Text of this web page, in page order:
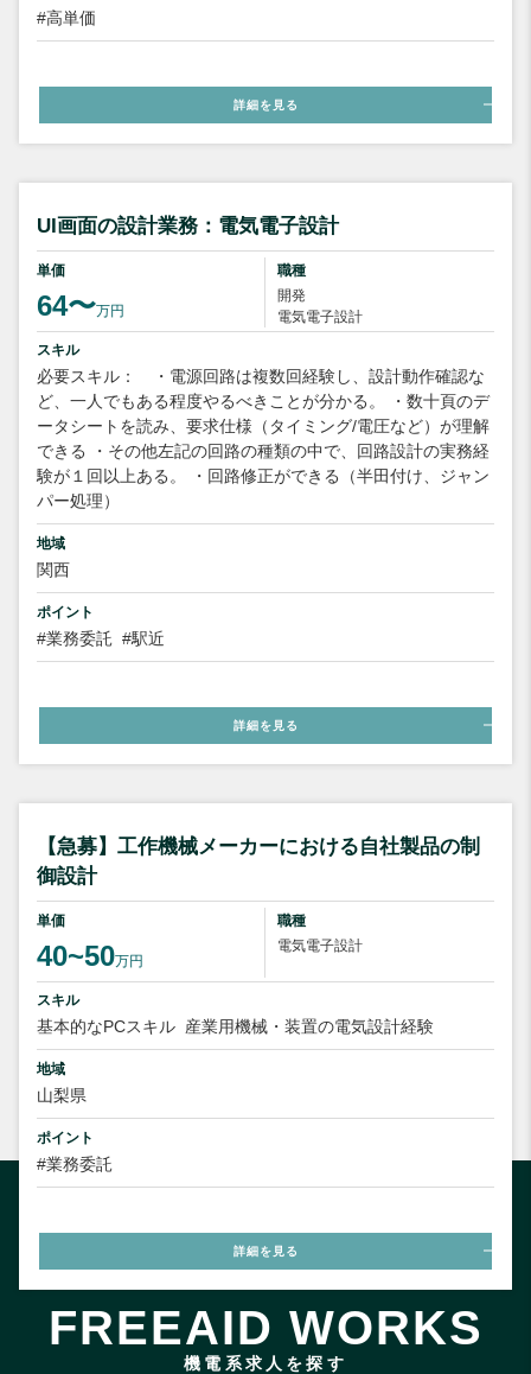
#高単価
詳細を見る
UI画面の設計業務：電気電子設計
単価
64〜万円
職種
開発
電気電子設計
スキル
必要スキル： ・電源回路は複数回経験し、設計動作確認な
ど、一人でもある程度やるべきことが分かる。 ・数十頁のデ
ータシートを読み、要求仕様（タイミング/電圧など）が理解
できる ・その他左記の回路の種類の中で、回路設計の実務経
験が１回以上ある。 ・回路修正ができる（半田付け、ジャン
パー処理）
地域
関西
ポイント
#業務委託 #駅近
詳細を見る
【急募】工作機械メーカーにおける自社製品の制
御設計
単価
40~50万円
職種
電気電子設計
スキル
基本的なPCスキル 産業用機械・装置の電気設計経験
地域
山梨県
ポイント
#業務委託
詳細を見る
FREEAID WORKS
機電系求人を探す